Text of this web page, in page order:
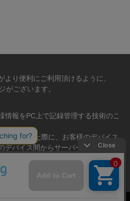
プライバシーポリシー
定商取引法に基づく表記
より便利にご利用頂けるように、
がございます。
情報をPC上で記録管理する技術のこ
訪問された際に、お客様のデバイス
デバイス間からサーバーへ送り返さ
る情報のみで、お客様個人を特定す